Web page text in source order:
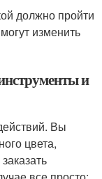
должно пройти
изменить
и
Вы
цвета,